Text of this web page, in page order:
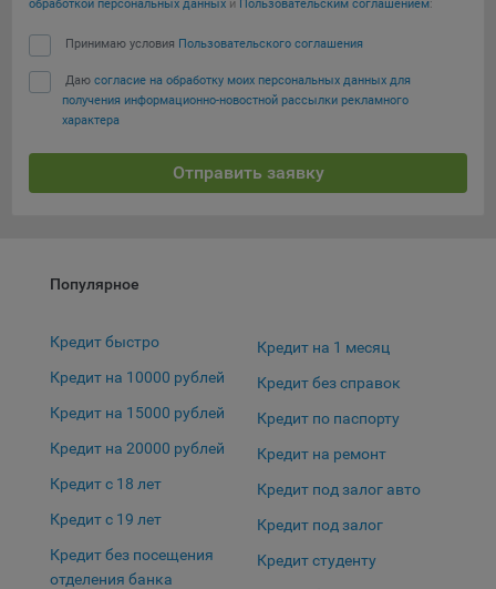
обработкой персональных данных и Пользовательским соглашением:
Принимаю условия Пользовательского соглашения
Даю согласие на обработку моих персональных данных для
получения информационно-новостной рассылки рекламного
характера
Отправить заявку
Популярное
Кредит быстро
Кредит на 10000 рублей
Кредит на 15000 рублей
Кредит на 20000 рублей
Кредит с 18 лет
Кредит с 19 лет
Кредит без посещения
отделения банка
Кредит на 1 месяц
Кредит без справок
Кредит по паспорту
Кредит на ремонт
Кредит под залог авто
Кредит под залог
Кредит студенту